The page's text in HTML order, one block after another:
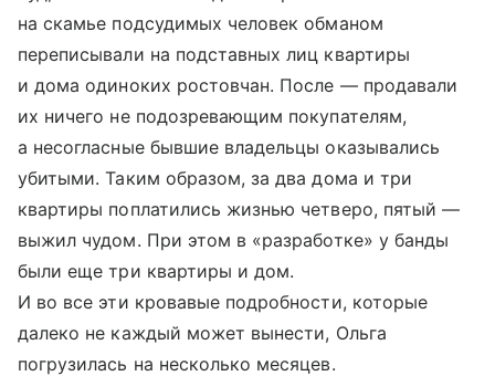
на скамье подсудимых человек обманом
переписывали на подставных лиц квартиры
и дома одиноких ростовчан. После — продавали
их ничего не подозревающим покупателям,
а несогласные бывшие владельцы оказывались
убитыми. Таким образом, за два дома и три
квартиры поплатились жизнью четверо, пятый —
выжил чудом. При этом в «разработке» у банды
были еще три квартиры и дом.
И во все эти кровавые подробности, которые
далеко не каждый может вынести, Ольга
погрузилась на несколько месяцев.